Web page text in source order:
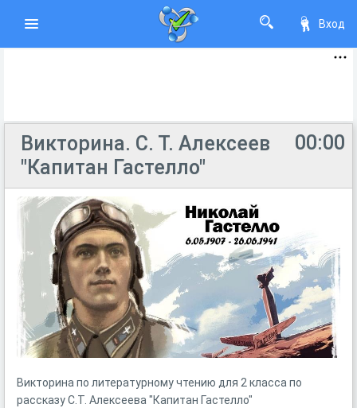
Вход
00:00
Викторина. С. Т. Алексеев
"Капитан Гастелло"
Викторина по литературному чтению для 2 класса по
рассказу С.Т. Алексеева "Капитан Гастелло"